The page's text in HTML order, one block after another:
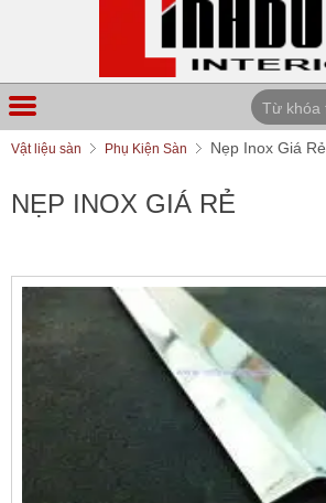
Vật liệu sàn Phụ Kiện Sàn Nẹp Inox Giá Rẻ
NẸP INOX GIÁ RẺ